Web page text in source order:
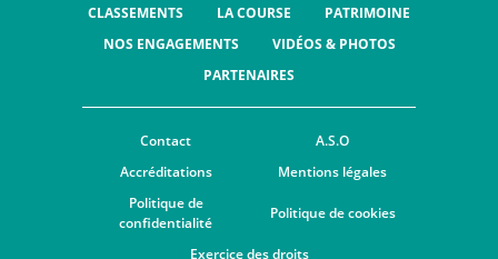
CLASSEMENTS
LA COURSE
PATRIMOINE
NOS ENGAGEMENTS
VIDÉOS & PHOTOS
PARTENAIRES
Contact
A.S.O
Accréditations
Mentions légales
Politique de
confidentialité
Politique de cookies
Exercice des droits